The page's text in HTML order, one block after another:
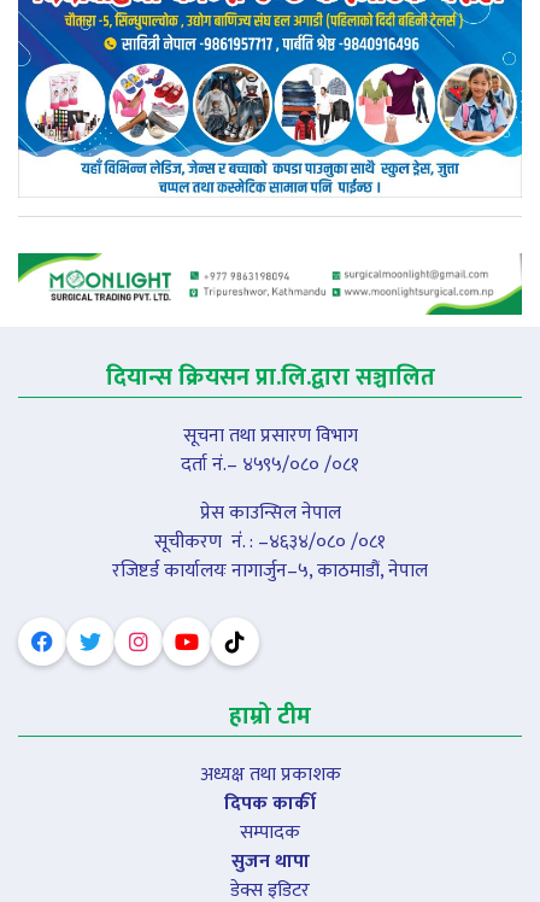
दियान्स क्रियसन प्रा.लि.द्वारा सञ्चालित
सूचना तथा प्रसारण विभाग
दर्ता नं.– ४५९५/०८० /०८१
प्रेस काउन्सिल नेपाल
सूचीकरण नंं. : –४६३४/०८० /०८१
रजिष्टर्ड कार्यालयः नागार्जुन–५, काठमाडौं, नेपाल
हाम्रो टीम
अध्यक्ष तथा प्रकाशक
दिपक कार्की
सम्पादक
सुजन थापा
डेक्स इडिटर